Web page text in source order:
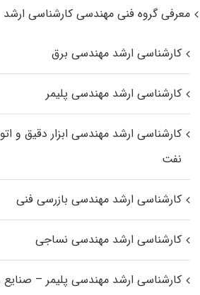
معرفی گروه فنی مهندسی کارشناسی ارشد
کارشناسی ارشد مهندسی برق
کارشناسی ارشد مهندسی پلیمر
کارشناسی ارشد مهندسی ابزار دقیق و
نفت
کارشناسی ارشد مهندسی بازرسی فنی
کارشناسی ارشد مهندسی نساجی
کارشناسی ارشد مهندسی پلیمر –